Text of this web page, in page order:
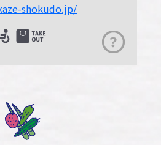
shokudo.jp/